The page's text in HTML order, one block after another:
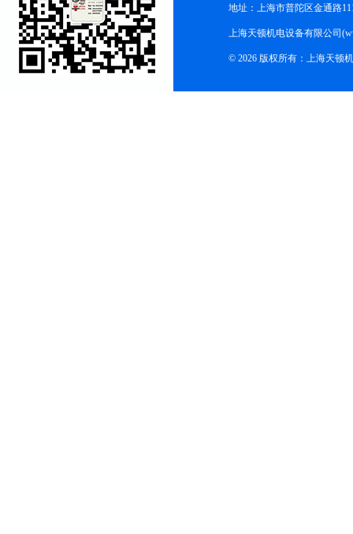
地址：上海市普陀区金通路
上海天顿机电设备有限公司
© 2026 版权所有：上海天顿